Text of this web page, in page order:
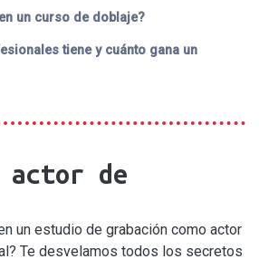
un curso de doblaje?
tiene y cuánto gana un
actor de
un estudio de grabación como actor
Te desvelamos todos los secretos